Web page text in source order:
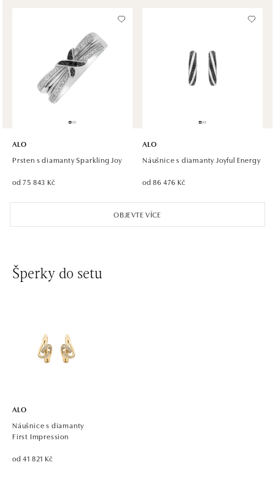
dnes otevřeno od 09:00
ALO diamonds, Westfield, Praha 4 - Chodov
Roztylská 2321/19, 148 00 Praha 4 - Chodov
tel.: +420 773 585 559, +420 730 802 800
dnes otevřeno od 09:00
ALO diamonds Hilton, Košice
dnes otevřeno od 10:00
ALO diamonds OC Aupark, Bratislava
Einsteinova 18, 851 01 Bratislava
tel.: +421 917 090 891
ALO diamonds OC Avion, Bratislava
ALO diamonds OC Eurovea, Bratislava
OBJEVTE VÍCE
ALO
Prsten s diamanty Sparkling Joy
od 75 843 Kč
ALO
Náušnice s diamanty Joyful Energy
od 86 476 Kč
Šperky do setu
ALO
Náušnice s diamanty
First Impression
od 41 821 Kč